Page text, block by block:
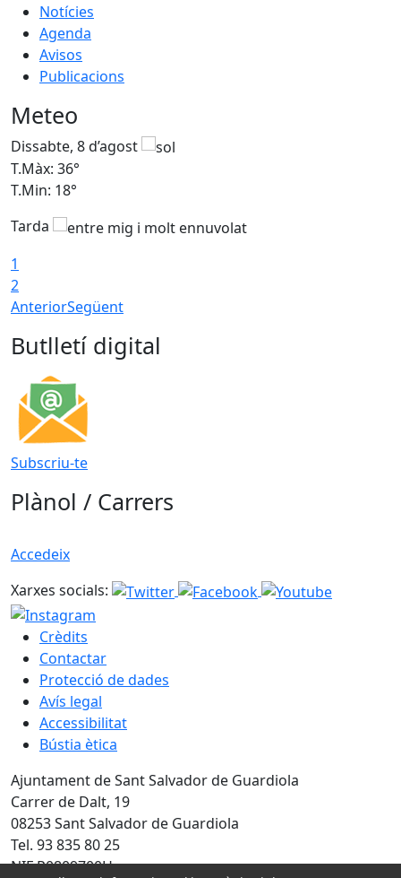
Notícies
Agenda
Avisos
Publicacions
Meteo
Dissabte, 8 d’agost
T.Màx: 36°
T.Min: 18°
Tarda
1
2
AnteriorSegüent
Butlletí digital
Subscriu-te
Plànol / Carrers
Accedeix
Xarxes socials:
Crèdits
Contactar
Protecció de dades
Avís legal
Accessibilitat
Bústia ètica
Ajuntament de Sant Salvador de Guardiola
Carrer de Dalt, 19
08253 Sant Salvador de Guardiola
Tel. 93 835 80 25
NIF P0809700H